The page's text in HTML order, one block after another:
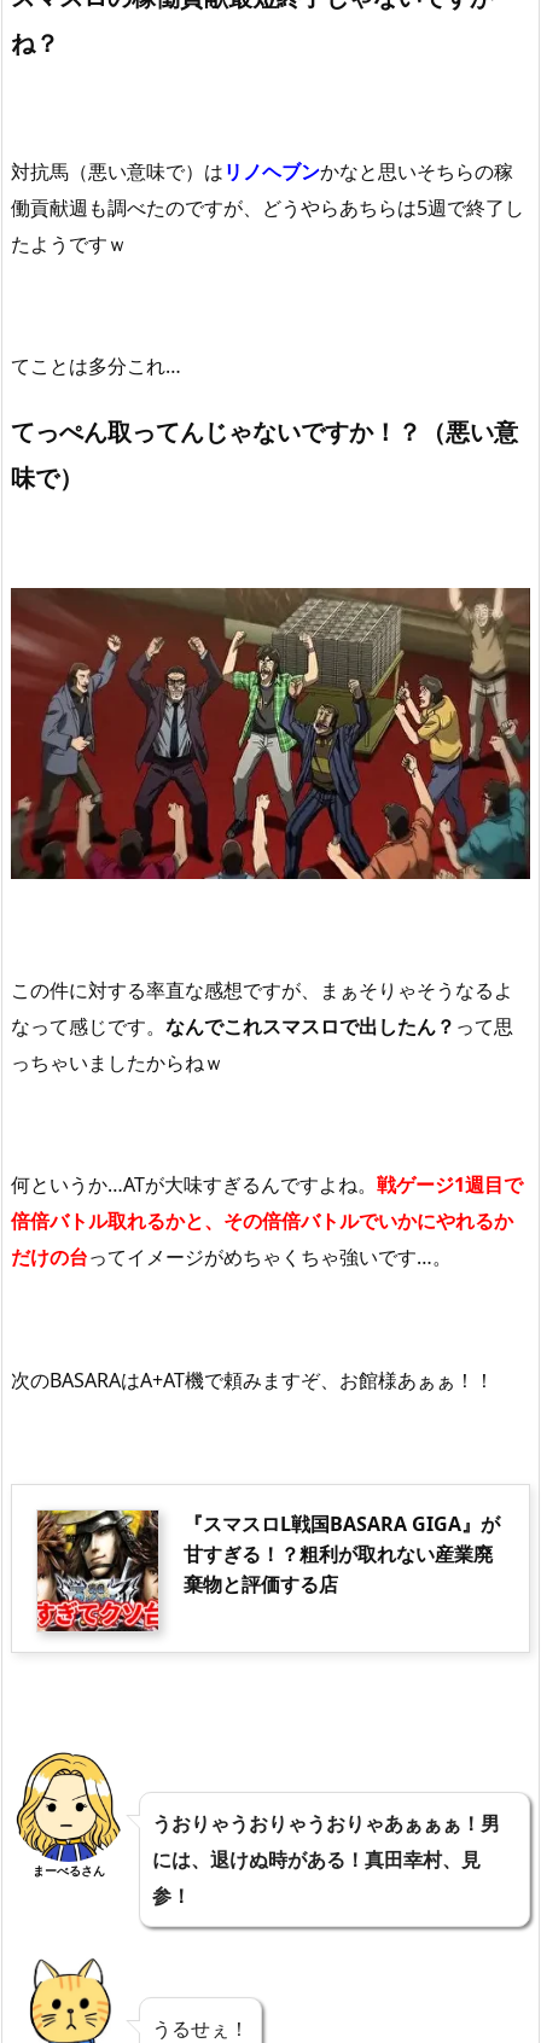
ね？
対抗馬（悪い意味で）はリノヘブンかなと思いそちらの稼
働貢献週も調べたのですが、どうやらあちらは5週で終了し
たようですｗ
てことは多分これ…
てっぺん取ってんじゃないですか！？（悪い意
味で）
この件に対する率直な感想ですが、まぁそりゃそうなるよ
なって感じです。 なんでこれスマスロで出したん？ って思
っちゃいましたからねｗ
何というか…ATが大味すぎるんですよね。 戦ゲージ1週目で
倍倍バトル取れるかと、その倍倍バトルでいかにやれるか
だけの台ってイメージがめちゃくちゃ強いです…。
次のBASARAはA+AT機で頼みますぞ、お館様あぁぁ！！
『スマスロL戦国BASARA GIGA』が
甘すぎる！？粗利が取れない産業廃
棄物と評価する店
まーべるさん
うおりゃうおりゃうおりゃあぁぁぁ！男
には、退けぬ時がある！真田幸村、見
参！
うるせぇ！